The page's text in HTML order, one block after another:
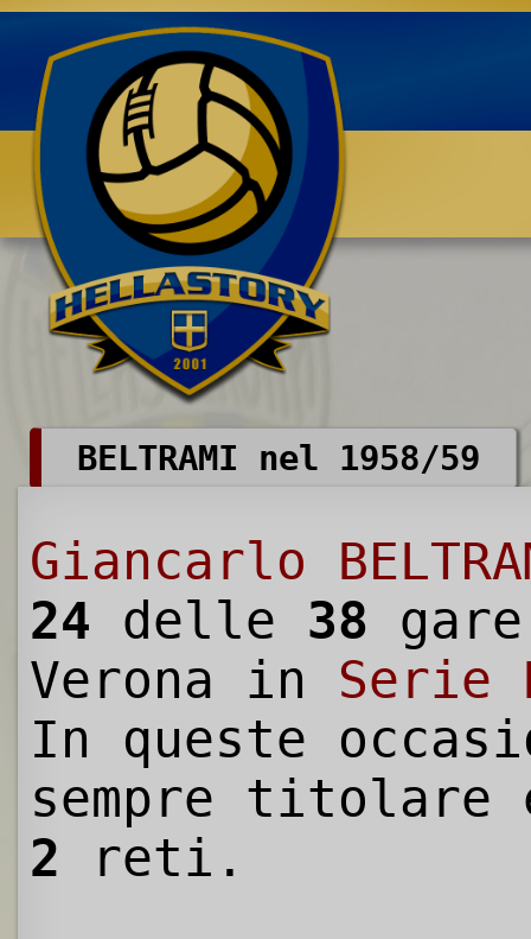
Benvenuti su HELLASTORY.net
BELTRAMI nel 1958/59
Giancarlo
24 delle 38
Verona in Serie
In queste
sempre titolare
2 reti.